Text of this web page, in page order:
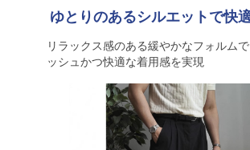
ゆとりのあるシルエットで快
リラックス感のある緩やかなフォルム
ッシュかつ快適な着用感を実現